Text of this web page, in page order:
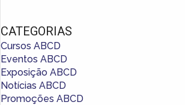
CATEGORIAS
Cursos ABCD
Eventos ABCD
Exposição ABCD
Notícias ABCD
Promoções ABCD